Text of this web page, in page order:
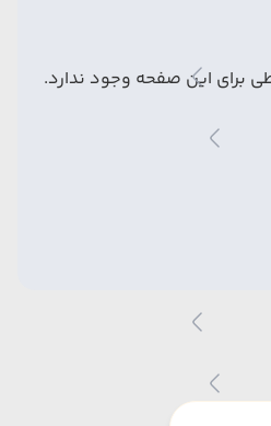
برای این صفحه وجود ندارد.